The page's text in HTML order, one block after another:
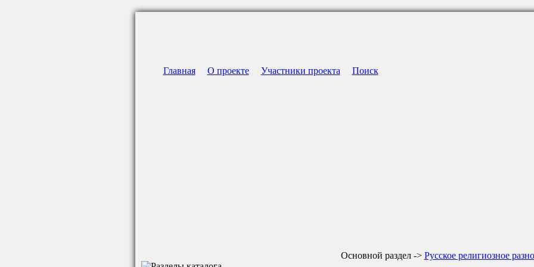
Главная О проекте Участники проекта Поиск
Основной раздел -> Русское религиозное